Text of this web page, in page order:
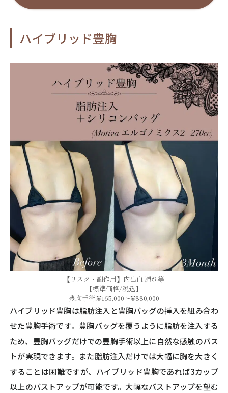
ハイブリッド豊胸
【リスク・副作用】内出血 腫れ等
【標準価格/税込】
豊胸手術:¥165,000～¥880,000
ハイブリッド豊胸は脂肪注入と豊胸バッグの挿入を組み合わ
せた豊胸手術です。豊胸バッグを覆うように脂肪を注入する
ため、豊胸バッグだけでの豊胸手術以上に自然な感触のバス
トが実現できます。また脂肪注入だけでは大幅に胸を大きく
することは困難ですが、ハイブリッド豊胸であれば3カップ
以上のバストアップが可能です。大幅なバストアップを望む